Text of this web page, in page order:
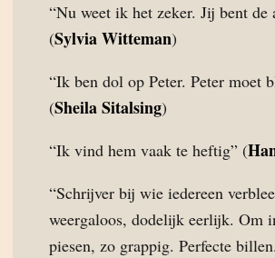
“Nu weet ik het zeker. Jij bent de
(Sylvia Witteman)
“Ik ben dol op Peter. Peter moet
(Sheila Sitalsing)
“Ik vind hem vaak te heftig” (
“Schrijver bij wie iedereen
weergaloos, dodelijk eerlijk. Om
piesen, zo grappig. Perfecte